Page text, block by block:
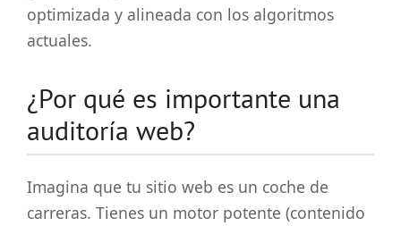
optimizada y alineada con los algoritmos
actuales.
¿Por qué es importante una
auditoría web?
Imagina que tu sitio web es un coche de
carreras. Tienes un motor potente (contenido